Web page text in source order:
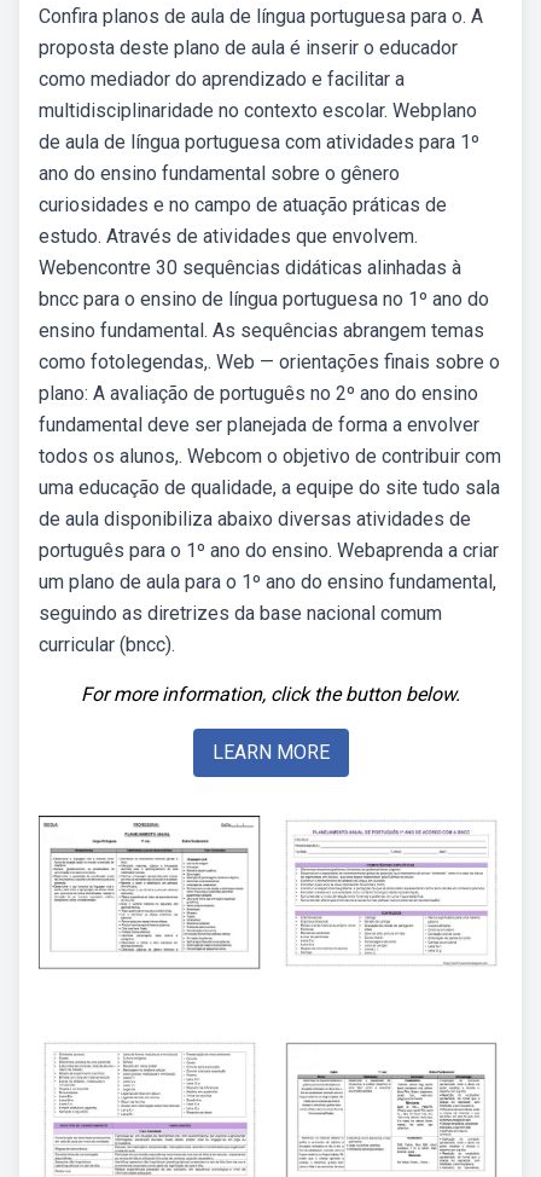
Confira planos de aula de língua portuguesa para o. A
proposta deste plano de aula é inserir o educador
como mediador do aprendizado e facilitar a
multidisciplinaridade no contexto escolar. Webplano
de aula de língua portuguesa com atividades para 1º
ano do ensino fundamental sobre o gênero
curiosidades e no campo de atuação práticas de
estudo. Através de atividades que envolvem.
Webencontre 30 sequências didáticas alinhadas à
bncc para o ensino de língua portuguesa no 1º ano do
ensino fundamental. As sequências abrangem temas
como fotolegendas,. Web — orientações finais sobre o
plano: A avaliação de português no 2º ano do ensino
fundamental deve ser planejada de forma a envolver
todos os alunos,. Webcom o objetivo de contribuir com
uma educação de qualidade, a equipe do site tudo sala
de aula disponibiliza abaixo diversas atividades de
português para o 1º ano do ensino. Webaprenda a criar
um plano de aula para o 1º ano do ensino fundamental,
seguindo as diretrizes da base nacional comum
curricular (bncc).
For more information, click the button below.
LEARN MORE